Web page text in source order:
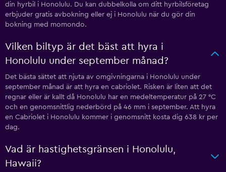
din hyrbil i Honolulu. Du kan dubbelkolla om ditt hyrbilsföretag
erbjuder gratis avbokning eller ej i Honolulu när du gör din
bokning med momondo.
Vilken biltyp är det bäst att hyra i
Honolulu under september månad?
Det bästa sättet att njuta av omgivningarna i Honolulu under
september månad är att hyra en cabriolet. Risken är liten att det
regnar eller är kallt då Honolulu har en medeltemperatur på 27 °C
och en genomsnittlig nederbörd på 46 mm i september. Att hyra
en Cabriolet i Honolulu kommer i genomsnitt kosta dig 638 kr per
dag.
Vad är hastighetsgränsen i Honolulu,
Hawaii?